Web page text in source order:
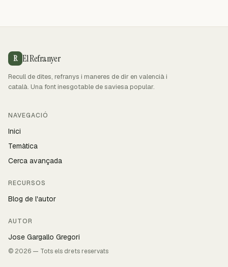
R El Refranyer
Recull de dites, refranys i maneres de dir en valencià i
català. Una font inesgotable de saviesa popular.
NAVEGACIÓ
Inici
Temàtica
Cerca avançada
RECURSOS
Blog de l'autor
AUTOR
Jose Gargallo Gregori
© 2026 — Tots els drets reservats